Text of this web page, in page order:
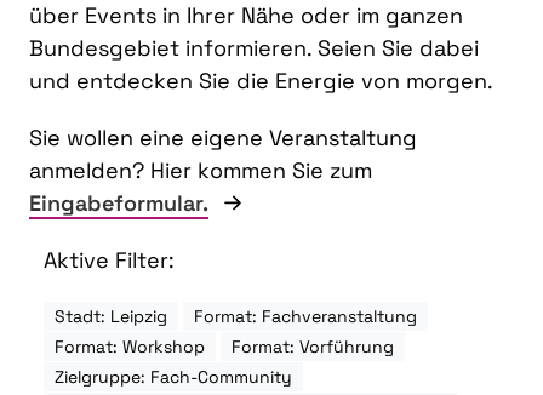
über Events in Ihrer Nähe oder im ganzen
Bundesgebiet informieren. Seien Sie dabei
und entdecken Sie die Energie von morgen.
Sie wollen eine eigene Veranstaltung
anmelden? Hier kommen Sie zum
Eingabeformular.
Aktive Filter:
Stadt: Leipzig
Format: Fachveranstaltung
Format: Workshop
Format: Vorführung
Zielgruppe: Fach-Community